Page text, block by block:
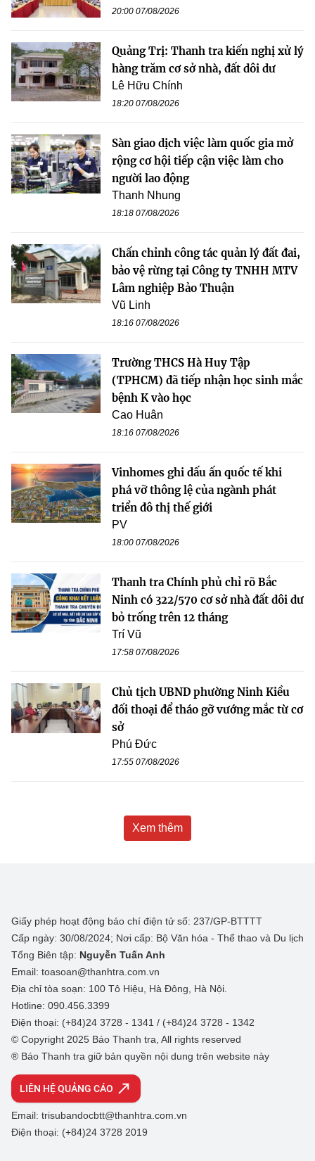
20:00 07/08/2026
Quảng Trị: Thanh tra kiến nghị xử lý
hàng trăm cơ sở nhà, đất dôi dư
Lê Hữu Chính
18:20 07/08/2026
Sàn giao dịch việc làm quốc gia mở
rộng cơ hội tiếp cận việc làm cho
người lao động
Thanh Nhung
18:18 07/08/2026
Chấn chỉnh công tác quản lý đất đai,
bảo vệ rừng tại Công ty TNHH MTV
Lâm nghiệp Bảo Thuận
Vũ Linh
18:16 07/08/2026
Trường THCS Hà Huy Tập
(TPHCM) đã tiếp nhận học sinh mắc
bệnh K vào học
Cao Huân
18:16 07/08/2026
Vinhomes ghi dấu ấn quốc tế khi
phá vỡ thông lệ của ngành phát
triển đô thị thế giới
PV
18:00 07/08/2026
Thanh tra Chính phủ chỉ rõ Bắc
Ninh có 322/570 cơ sở nhà đất dôi dư
bỏ trống trên 12 tháng
Trí Vũ
17:58 07/08/2026
Chủ tịch UBND phường Ninh Kiều
đối thoại để tháo gỡ vướng mắc từ cơ
sở
Phú Đức
17:55 07/08/2026
Xem thêm
Giấy phép hoạt động báo chí điện tử số: 237/GP-BTTTT
Cấp ngày: 30/08/2024; Nơi cấp: Bộ Văn hóa - Thể thao và Du lịch
Tổng Biên tập: Nguyễn Tuấn Anh
Email: toasoan@thanhtra.com.vn
Địa chỉ tòa soạn: 100 Tô Hiệu, Hà Đông, Hà Nội.
Hotline: 090.456.3399
Điện thoại: (+84)24 3728 - 1341 / (+84)24 3728 - 1342
© Copyright 2025 Báo Thanh tra, All rights reserved
® Báo Thanh tra giữ bản quyền nội dung trên website này
LIÊN HỆ QUẢNG CÁO
Email: trisubandocbtt@thanhtra.com.vn
Điện thoại: (+84)24 3728 2019